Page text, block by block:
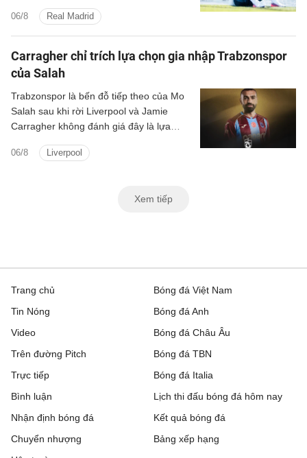
06/8 Real Madrid
Carragher chỉ trích lựa chọn gia nhập Trabzonspor
của Salah
06/8 Liverpool
Trabzonspor là bến đỗ tiếp theo của Mo
Salah sau khi rời Liverpool và Jamie
Carragher không đánh giá đây là lựa
Xem tiếp
Trang chủ
Tin Nóng
Video
Trên đường Pitch
Trực tiếp
Bóng đá Việt Nam
Bóng đá Anh
Bóng đá Châu Âu
Bóng đá TBN
Bóng đá Italia
Bình luận
Nhận định bóng đá
Chuyển nhượng
Lịch thi đấu bóng đá hôm nay
Kết quả bóng đá
Bảng xếp hạng